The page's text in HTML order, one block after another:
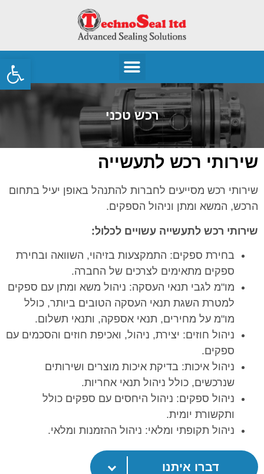
רכש טכני
שירותי רכש לתעשייה
שירותי רכש מסייעים לחברות להתנהל באופן יעיל בתחום
הרכש, המשא ומתן וניהול הספקים.
שירותי רכש לתעשייה עשויים לכלול:
בחירת ספקים: התמקצעות בזיהוי, השוואה ובחירת
ספקים מתאימים לצרכים של החברה.
מו"מ לגבי תנאי העסקה: ניהול משא ומתן עם ספקים
למטרת השגת תנאי העסקה הטובים ביותר, כולל
מו"מ על מחירים, תנאי אספקה, ותנאי תשלום.
ניהול חוזים: יצירת, ניהול, ואכיפת חוזים והסכמים עם
ספקים.
ניהול איכות: בדיקת איכות מוצרים ושירותים
שנרכשים, כולל ניהול תנאי אחריות.
ניהול ספקים: ניהול היחסים עם ספקים כולל
ותקשורת יומית.
ניהול תקופתי ומלאי: ניהול ההזמנות ומלאי.
דברו איתנו